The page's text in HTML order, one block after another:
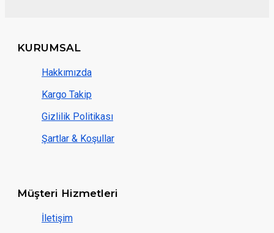
KURUMSAL
Hakkımızda
Kargo Takip
Gizlilik Politikası
Şartlar & Koşullar
Müşteri Hizmetleri
İletişim